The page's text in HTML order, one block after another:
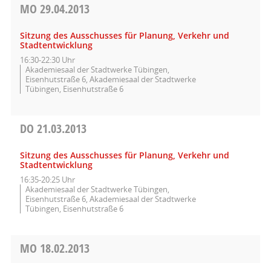
MO 29.04.2013
Sitzung des Ausschusses für Planung, Verkehr und
Stadtentwicklung
16:30-22:30 Uhr
Akademiesaal der Stadtwerke Tübingen,
Eisenhutstraße 6, Akademiesaal der Stadtwerke
Tübingen, Eisenhutstraße 6
DO 21.03.2013
Sitzung des Ausschusses für Planung, Verkehr und
Stadtentwicklung
16:35-20:25 Uhr
Akademiesaal der Stadtwerke Tübingen,
Eisenhutstraße 6, Akademiesaal der Stadtwerke
Tübingen, Eisenhutstraße 6
MO 18.02.2013